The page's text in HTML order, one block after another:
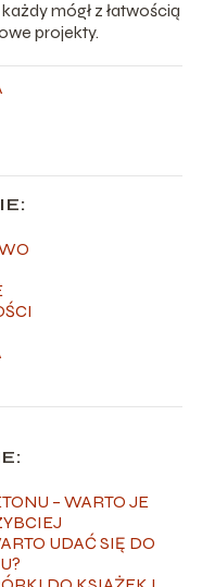
mógł z łatwością
projekty.
– WARTO JE
UDAĆ SIĘ DO